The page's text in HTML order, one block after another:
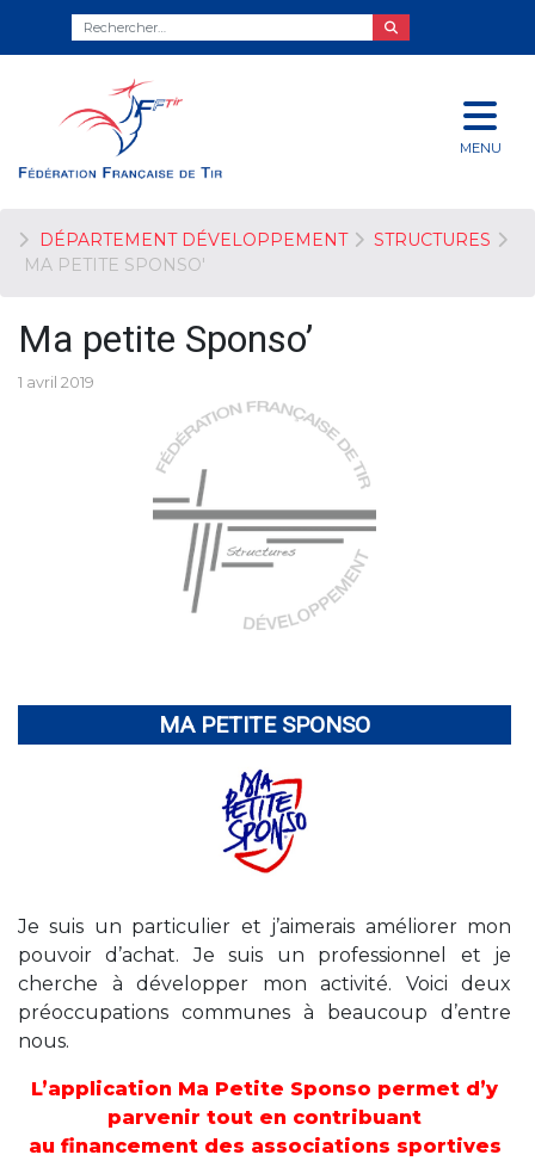
MENU
DÉPARTEMENT DÉVELOPPEMENT
STRUCTURES
MA PETITE SPONSO'
Ma petite Sponso’
1 avril 2019
MA PETITE SPONSO
Je suis un particulier et j’aimerais améliorer mon
pouvoir d’achat. Je suis un professionnel et je
cherche à développer mon activité. Voici deux
préoccupations communes à beaucoup d’entre
nous.
L’application Ma Petite Sponso permet d’y
parvenir tout en contribuant
au financement des associations sportives